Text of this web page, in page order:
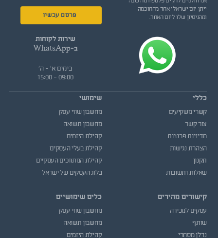
ייתן יזם ישראלי אחד מהחוכמה
ומהניסיון שלו ליזם האחר.
פרסם עכשיו
שירות לקוחות
ב-WhatsApp
בימים א' - ה'
09:00 - 15:00
כללי
קשרי משקיעים
צור קשר
מדיניות פרטיות
הצהרת נגישות
תקנון
שאלות ותשובות
קישורים מהירים
עסקים למכירה
שותף
נדלן מסחרי
שימושי
מחשבון שווי עסק
מחשבון תשואה
קהילת היזמים
קהילת בעלי העסקים
קהילת המתווכים העסקיים
בלוג העסקים של ישראל
כלים שימושיים
מחשבון שווי עסק
מחשבון תשואה
קהילת היזמים